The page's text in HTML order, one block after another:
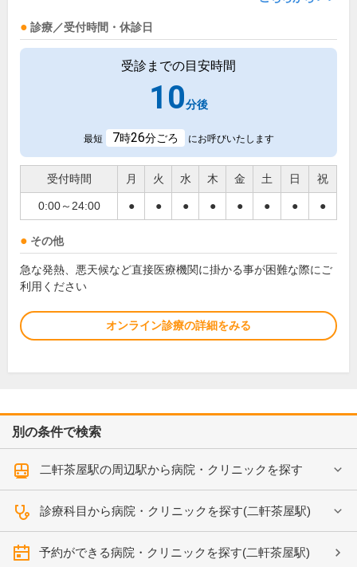
診療／受付時間・休診日
受診までの目安時間
10分後
最短 7時26分ごろ にお呼びいたします
受付時間 月 火 水 木 金 土 日 祝
0:00～24:00 ● ● ● ● ● ● ● ●
その他
急な発熱、悪天候など直接医療機関に掛かる事が困難な際にご
利用ください
オンライン診療の詳細をみる
別の条件で検索
二軒茶屋駅の周辺駅から病院・クリニックを探す
診療科目から病院・クリニックを探す(二軒茶屋駅)
予約ができる病院・クリニックを探す(二軒茶屋駅)